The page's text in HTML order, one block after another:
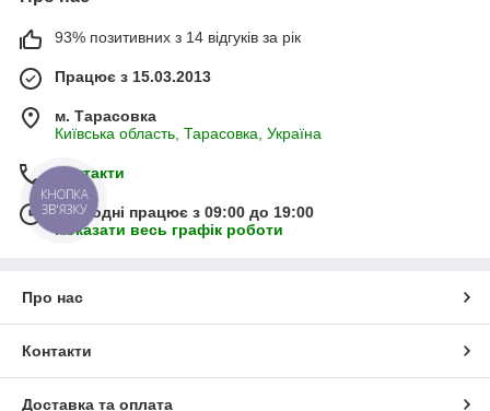
93% позитивних з 14 відгуків за рік
Працює з 15.03.2013
м. Тарасовка
Київська область, Тарасовка, Україна
Контакти
Сьогодні працює з 09:00 до 19:00
Показати весь графік роботи
Про нас
Контакти
Доставка та оплата
КНОПКА
ЗВ'ЯЗКУ